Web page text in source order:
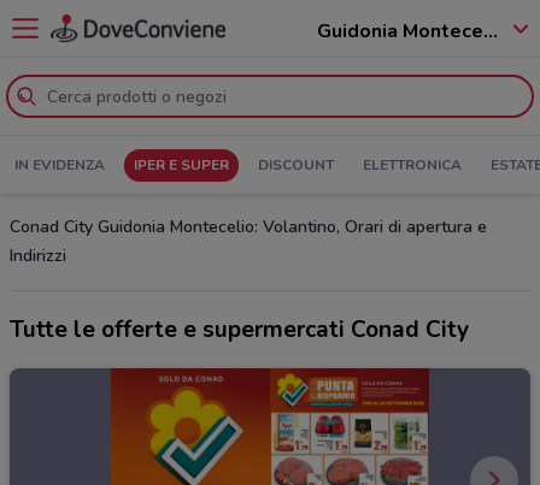
Guidonia Montecelio - 00010
IN EVIDENZA IPER E SUPER DISCOUNT ELETTRONICA
Conad City Guidonia Montecelio: Volantino, Orari di apertura e
Indirizzi
Tutte le offerte e supermercati Conad City